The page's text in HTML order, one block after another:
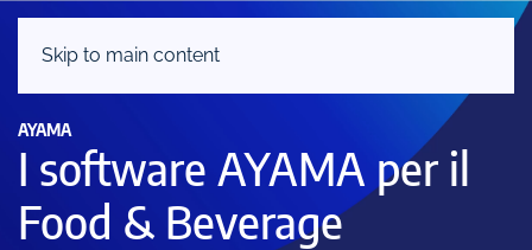
Skip to main content
AYAMA
I software AYAMA per il
Food & Beverage